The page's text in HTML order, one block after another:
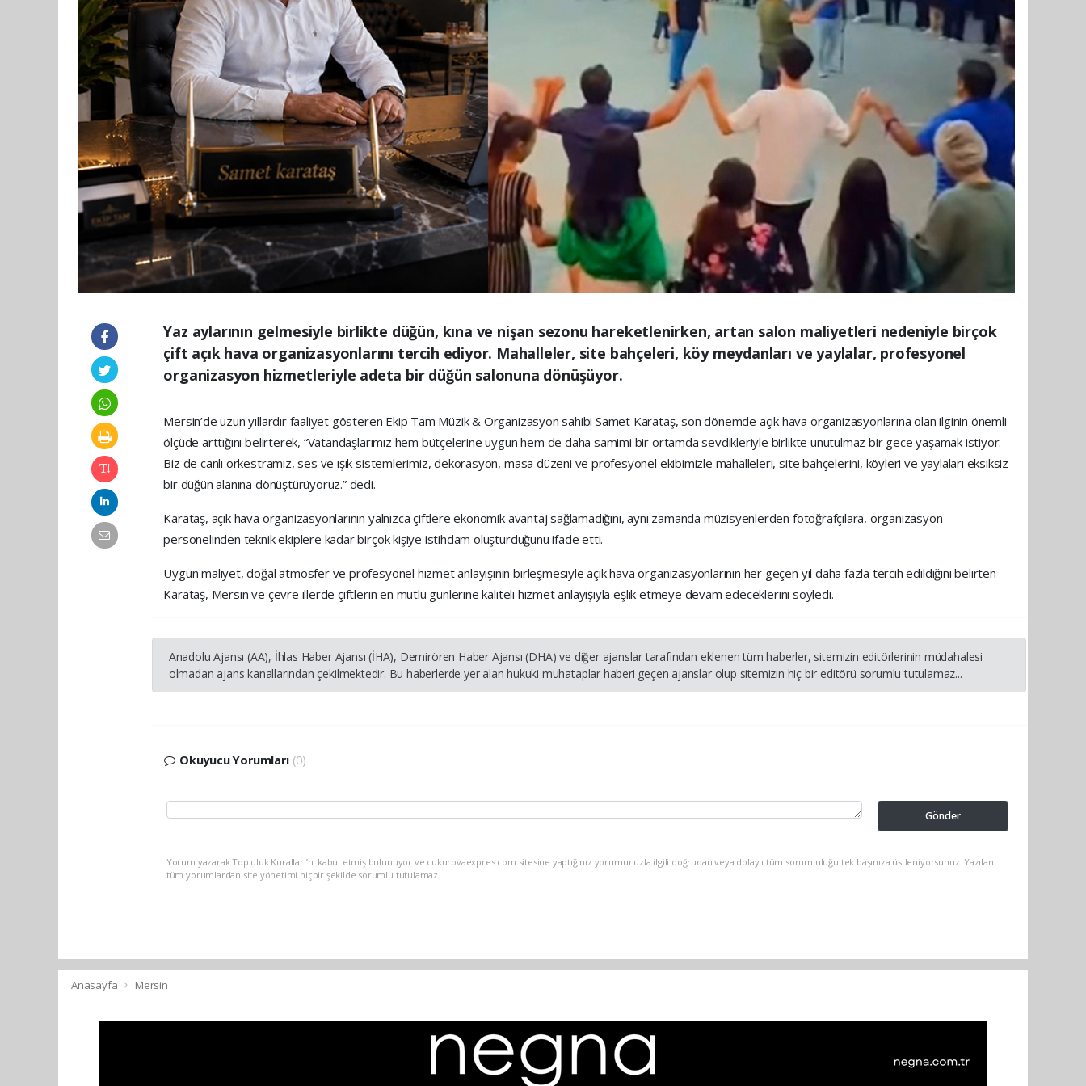
Yaz aylarının gelmesiyle birlikte düğün, kına ve nişan sezonu hareketlenirken, artan salon maliyetleri nedeniyle birçok
çift açık hava organizasyonlarını tercih ediyor. Mahalleler, site bahçeleri, köy meydanları ve yaylalar, profesyonel
organizasyon hizmetleriyle adeta bir düğün salonuna dönüşüyor.
Mersin’de uzun yıllardır faaliyet gösteren Ekip Tam Müzik & Organizasyon sahibi Samet Karataş, son dönemde açık hava organizasyonlarına olan ilginin önemli
ölçüde arttığını belirterek, “Vatandaşlarımız hem bütçelerine uygun hem de daha samimi bir ortamda sevdikleriyle birlikte unutulmaz bir gece yaşamak istiyor.
Biz de canlı orkestramız, ses ve ışık sistemlerimiz, dekorasyon, masa düzeni ve profesyonel ekibimizle mahalleleri, site bahçelerini, köyleri ve yaylaları eksiksiz
bir düğün alanına dönüştürüyoruz.” dedi.
Karataş, açık hava organizasyonlarının yalnızca çiftlere ekonomik avantaj sağlamadığını, aynı zamanda müzisyenlerden fotoğrafçılara, organizasyon
personelinden teknik ekiplere kadar birçok kişiye istihdam oluşturduğunu ifade etti.
Uygun maliyet, doğal atmosfer ve profesyonel hizmet anlayışının birleşmesiyle açık hava organizasyonlarının her geçen yıl daha fazla tercih edildiğini belirten
Karataş, Mersin ve çevre illerde çiftlerin en mutlu günlerine kaliteli hizmet anlayışıyla eşlik etmeye devam edeceklerini söyledi.
Anadolu Ajansı (AA), İhlas Haber Ajansı (İHA), Demirören Haber Ajansı (DHA) ve diğer ajanslar tarafından eklenen tüm haberler, sitemizin editörlerinin müdahalesi
olmadan ajans kanallarından çekilmektedir. Bu haberlerde yer alan hukuki muhataplar haberi geçen ajanslar olup sitemizin hiç bir editörü sorumlu tutulamaz...
Okuyucu Yorumları (0)
Gönder
Yorum yazarak Topluluk Kuralları’nı kabul etmiş bulunuyor ve cukurovaexpres.com sitesine yaptığınız yorumunuzla ilgili doğrudan veya dolaylı tüm sorumluluğu tek başınıza üstleniyorsunuz. Yazılan
tüm yorumlardan site yönetimi hiçbir şekilde sorumlu tutulamaz.
Anasayfa Mersin